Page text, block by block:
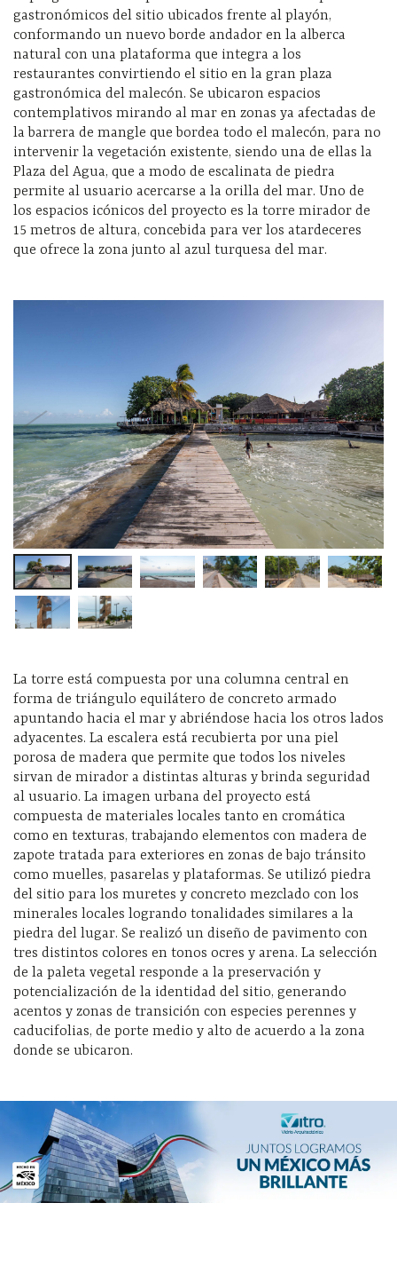
gastronómicos del sitio ubicados frente al playón,
conformando un nuevo borde andador en la alberca
natural con una plataforma que integra a los
restaurantes convirtiendo el sitio en la gran plaza
gastronómica del malecón. Se ubicaron espacios
contemplativos mirando al mar en zonas ya afectadas de
la barrera de mangle que bordea todo el malecón, para no
intervenir la vegetación existente, siendo una de ellas la
Plaza del Agua, que a modo de escalinata de piedra
permite al usuario acercarse a la orilla del mar. Uno de
los espacios icónicos del proyecto es la torre mirador de
15 metros de altura, concebida para ver los atardeceres
que ofrece la zona junto al azul turquesa del mar.
La torre está compuesta por una columna central en
forma de triángulo equilátero de concreto armado
apuntando hacia el mar y abriéndose hacia los otros lados
adyacentes. La escalera está recubierta por una piel
porosa de madera que permite que todos los niveles
sirvan de mirador a distintas alturas y brinda seguridad
al usuario. La imagen urbana del proyecto está
compuesta de materiales locales tanto en cromática
como en texturas, trabajando elementos con madera de
zapote tratada para exteriores en zonas de bajo tránsito
como muelles, pasarelas y plataformas. Se utilizó piedra
del sitio para los muretes y concreto mezclado con los
minerales locales logrando tonalidades similares a la
piedra del lugar. Se realizó un diseño de pavimento con
tres distintos colores en tonos ocres y arena. La selección
de la paleta vegetal responde a la preservación y
potencialización de la identidad del sitio, generando
acentos y zonas de transición con especies perennes y
caducifolias, de porte medio y alto de acuerdo a la zona
donde se ubicaron.